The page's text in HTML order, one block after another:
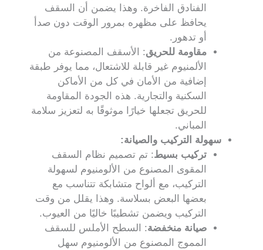
الفنادق الفاخرة. وهذا يضمن أن السقف
يحافظ على مظهره بمرور الوقت دون صدأ
أو تدهور.
مقاومة للحريق: الأسقف المصنوعة من
الألمنيوم غير قابلة للاشتعال، مما يوفر طبقة
إضافية من الأمان في كل من الأماكن
السكنية والتجارية. هذه الجودة المقاومة
للحريق تجعلها خيارًا موثوقًا به لتعزيز سلامة
المباني.
سهولة التركيب والصيانة:
تركيب بسيط: تم تصميم نظام السقف
المقوى المصنوع من الألومنيوم لسهولة
التركيب، مع ألواح متشابكة تتناسب مع
بعضها البعض بسلاسة. وهذا يقلل من وقت
التركيب ويضمن تشطيبًا خاليًا من العيوب.
صيانة منخفضة: السطح الأملس للسقف
المموج المصنوع من الألومنيوم سهل